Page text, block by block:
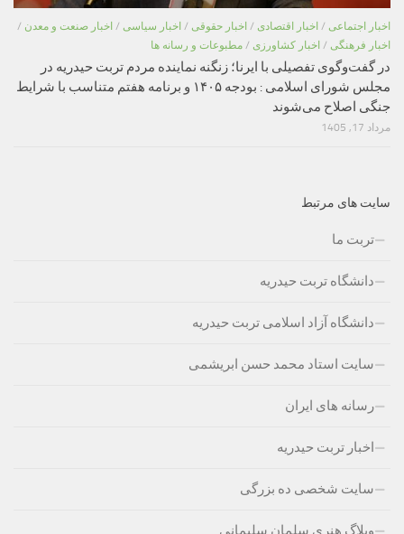
اخبار اجتماعی / اخبار اقتصادی / اخبار حقوقی / اخبار سیاسی / اخبار صنعت و معدن /
اخبار فرهنگی / اخبار کشاورزی / مطبوعات و رسانه ها
در گفت‌وگوی تفصیلی با ایرنا؛ زنگنه نماینده مردم تربت حیدریه در
مجلس شورای اسلامی : بودجه ۱۴۰۵ و برنامه هفتم متناسب با شرایط
جنگی اصلاح می‌شوند
مرداد 17, 1405
سایت های مرتبط
تربت ما
دانشگاه تربت حیدریه
دانشگاه آزاد اسلامی تربت حیدریه
سایت استاد محمد حسن ابریشمی
رسانه های ایران
اخبار تربت حیدریه
سایت شخصی ده بزرگی
وبلاگ هنری سلمان سلیمانی